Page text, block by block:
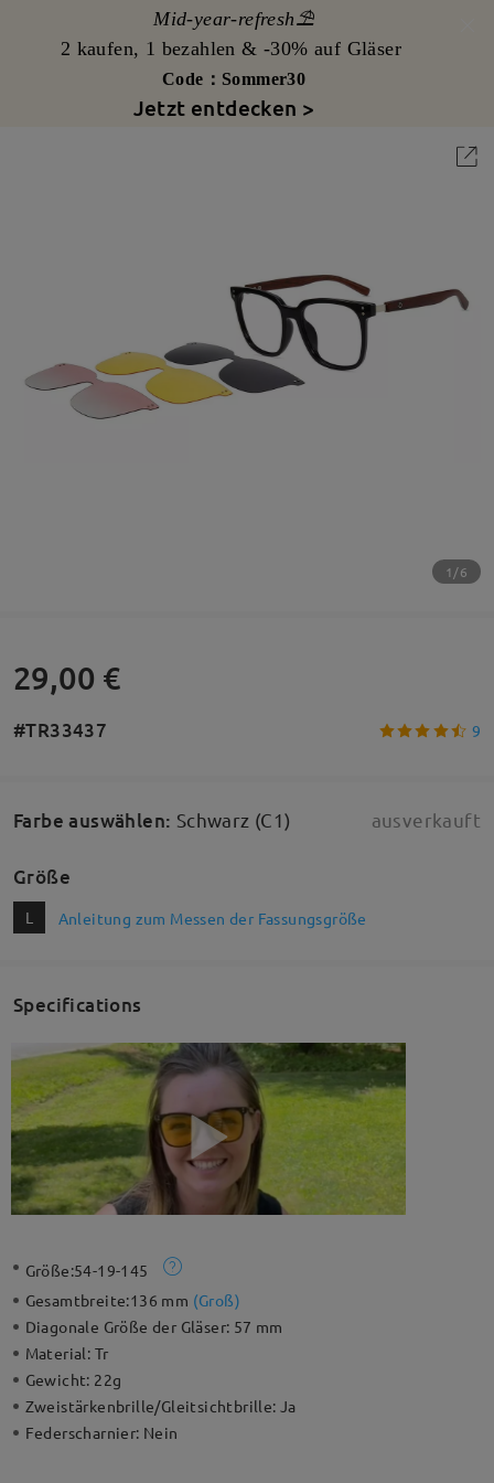
Mid-year-refresh⛱️
2 kaufen, 1 bezahlen & -30% auf Gläser
Code：Sommer30
Jetzt entdecken >
1/6
29,00 €
#TR33437 9
Farbe auswählen: Schwarz (C1) ausverkauft
Größe
L Anleitung zum Messen der Fassungsgröße
Specifications
Größe:54-19-145
Gesamtbreite:136 mm (Groß)
Diagonale Größe der Gläser: 57 mm
Material: Tr
Gewicht: 22g
Zweistärkenbrille/Gleitsichtbrille:Ja
Federscharnier: Nein